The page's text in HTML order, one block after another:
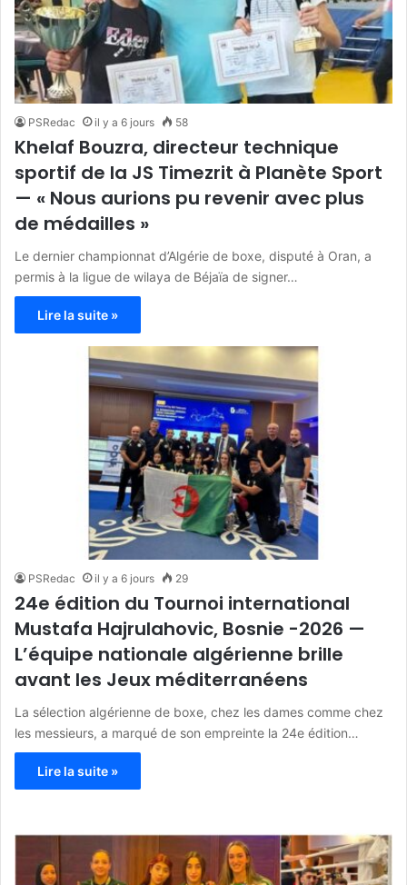
PSRedac il y a 6 jours 58
Khelaf Bouzra, directeur technique
sportif de la JS Timezrit à Planète Sport
— « Nous aurions pu revenir avec plus
de médailles »
Le dernier championnat d’Algérie de boxe, disputé à Oran, a
permis à la ligue de wilaya de Béjaïa de signer…
Lire la suite »
PSRedac il y a 6 jours 29
24e édition du Tournoi international
Mustafa Hajrulahovic, Bosnie -2026 —
L’équipe nationale algérienne brille
avant les Jeux méditerranéens
La sélection algérienne de boxe, chez les dames comme chez
les messieurs, a marqué de son empreinte la 24e édition…
Lire la suite »